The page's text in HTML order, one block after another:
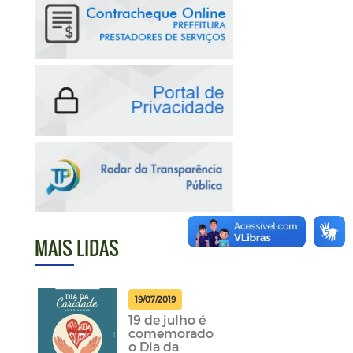
MAIS LIDAS
19/07/2019
19 de julho é
comemorado
o Dia da